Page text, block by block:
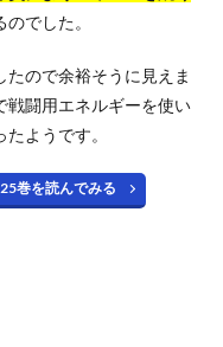
のでした。
ので余裕そうに見えま
戦闘用エネルギーを使い
ようです。
巻を読んでみる